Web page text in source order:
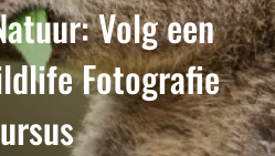
Volg een
Fotografie